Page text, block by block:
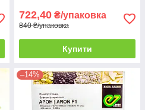
722,40 ₴/упаковка
840 ₴/упаковка
Купити
–14%